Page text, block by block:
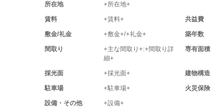
所在地 +所在地+
賃料 +賃料+ 共益費
敷金/礼金 +敷金+/+礼金+ 築年数
間取り
+主な間取り+:+間取り詳
細+
専有面積
採光面 +採光面+ 建物構造
駐車場 +駐車場+ 火災保険
設備・その他 +設備+